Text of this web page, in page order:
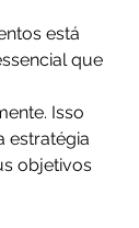
está
que
Isso
estratégia
objetivos